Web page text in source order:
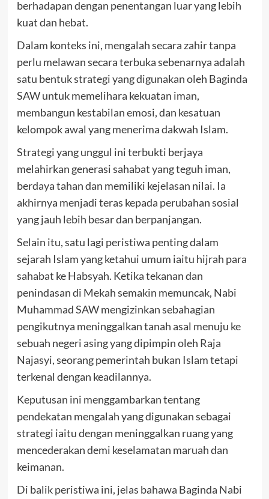
berhadapan dengan penentangan luar yang lebih
kuat dan hebat.
Dalam konteks ini, mengalah secara zahir tanpa
perlu melawan secara terbuka sebenarnya adalah
satu bentuk strategi yang digunakan oleh Baginda
SAW untuk memelihara kekuatan iman,
membangun kestabilan emosi, dan kesatuan
kelompok awal yang menerima dakwah Islam.
Strategi yang unggul ini terbukti berjaya
melahirkan generasi sahabat yang teguh iman,
berdaya tahan dan memiliki kejelasan nilai. Ia
akhirnya menjadi teras kepada perubahan sosial
yang jauh lebih besar dan berpanjangan.
Selain itu, satu lagi peristiwa penting dalam
sejarah Islam yang ketahui umum iaitu hijrah para
sahabat ke Habsyah. Ketika tekanan dan
penindasan di Mekah semakin memuncak, Nabi
Muhammad SAW mengizinkan sebahagian
pengikutnya meninggalkan tanah asal menuju ke
sebuah negeri asing yang dipimpin oleh Raja
Najasyi, seorang pemerintah bukan Islam tetapi
terkenal dengan keadilannya.
Keputusan ini menggambarkan tentang
pendekatan mengalah yang digunakan sebagai
strategi iaitu dengan meninggalkan ruang yang
mencederakan demi keselamatan maruah dan
keimanan.
Di balik peristiwa ini, jelas bahawa Baginda Nabi